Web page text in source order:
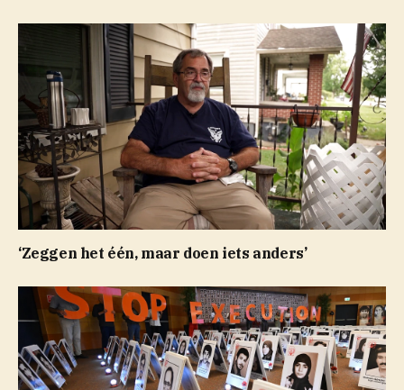
‘Zeggen het één, maar doen iets anders’